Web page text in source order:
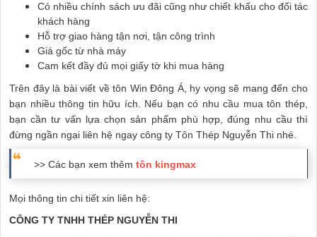
Có nhiều chính sách ưu đãi cũng như chiết khấu cho đối tác
khách hàng
Hỗ trợ giao hàng tận nơi, tận công trình
Giá gốc từ nhà máy
Cam kết đầy đủ mọi giấy tờ khi mua hàng
Trên đây là bài viết về tôn Win Đông Á, hy vọng sẽ mang đến cho
bạn nhiều thông tin hữu ích. Nếu bạn có nhu cầu mua tôn thép,
bạn cần tư vấn lựa chọn sản phẩm phù hợp, đúng nhu cầu thì
đừng ngần ngại liên hệ ngay công ty Tôn Thép Nguyễn Thi nhé.
>> Các bạn xem thêm tôn kingmax
Mọi thông tin chi tiết xin liên hệ:
CÔNG TY TNHH THÉP NGUYỄN THI